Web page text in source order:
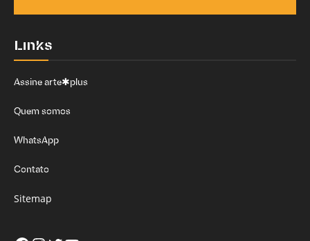
Links
Assine arte✱plus
Quem somos
WhatsApp
Contato
Sitemap